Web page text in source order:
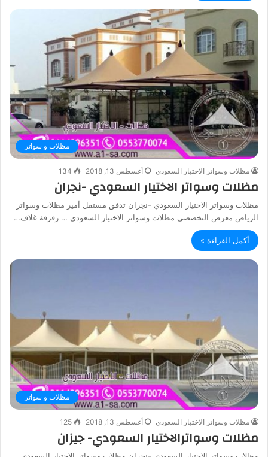
مظلات و سواتر
مظلات وسواتر الاختيار السعودي أغسطس 13, 2018 134
مظلات وسواتر الاختيار السعودي -نجران
مظلات وسواتر الاختيار السعودي -نجران تدفق مستقل أمير مظلات وسواتر
الرياض معرض التخصصي مظلات وسواتر الاختيار السعودي … زقزقة غلاف…
أكمل القراءة »
مظلات و سواتر
مظلات وسواتر الاختيار السعودي أغسطس 13, 2018 125
مظلات وسواترالاختيار السعودي- جيزان